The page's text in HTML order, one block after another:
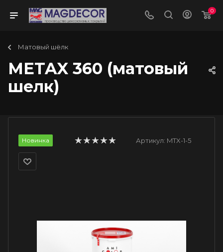
0
Матовый шёлк
METAX 360 (матовый
шелк)
Новинка Артикул: MTX-1-5